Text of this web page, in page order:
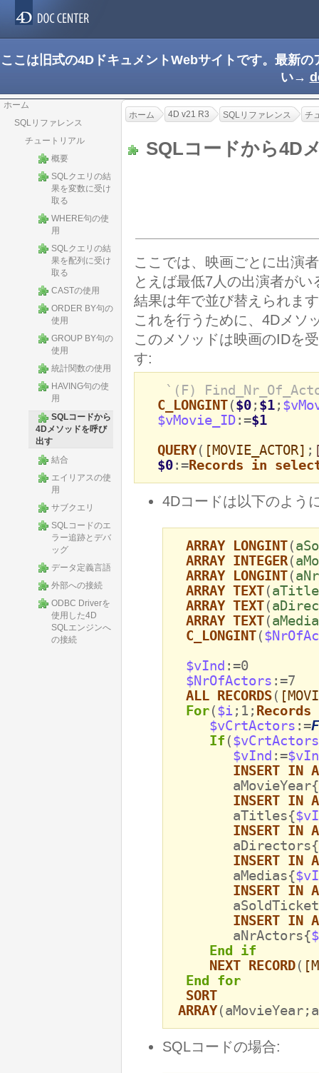
ここは旧式の4DドキュメントWebサイトです。最新
い→
ホーム
SQLリファレンス
チュートリアル
概要
SQLクエリの結
果を変数に受け
取る
WHERE句の使
用
SQLクエリの結
果を配列に受け
取る
CASTの使用
ORDER BY句の
使用
GROUP BY句の
使用
統計関数の使用
HAVING句の使
用
SQLコードから
4Dメソッドを呼び
出す
結合
エイリアスの使
用
サブクエリ
SQLコードのエ
ラー追跡とデバ
ッグ
データ定義言語
外部への接続
ODBC Driverを
使用した4D
SQLエンジンへ
の接続
ホーム 4D v21 R3 SQLリファレンス チ
SQLコードから4D
ここでは、映画ごとに出演
とえば最低7人の出演者が
結果は年で並び替えられま
これを行うために、4Dメソ
このメソッドは映画のIDを
す:
`(F)
C_LONGINT($0; $1;
$vMovie_ID:=$1
QUERY( [MOVIE_ACTOR] ;
$0:=Records in
4Dコードは以下のよう
ARRAY LONGINT(
ARRAY INTEGER(
ARRAY LONGINT(
ARRAY TEXT(
ARRAY TEXT(
ARRAY TEXT(
C_LONGINT(
$vInd :=0
$NrOfActors :=7
ALL RECORDS(
For($i ;1;
$vCrtActors :=
If ($vCrtActors
$vInd :=
INSERT IN
aMovieYear{
INSERT IN
aTitles{
INSERT IN
aDirectors{
INSERT IN
aMedias{
INSERT IN
INSERT IN
aNrActors{
End if
NEXT RECORD(
End for
SORT
ARRAY
SQLコードの場合: